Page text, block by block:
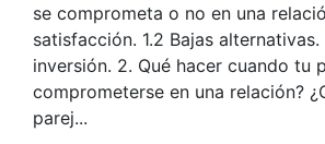
se comprometa o no en una
satisfacción. 1.2 Bajas alternativas.
inversión. 2. Qué hacer cuando tu
comprometerse en una relación?
parej...